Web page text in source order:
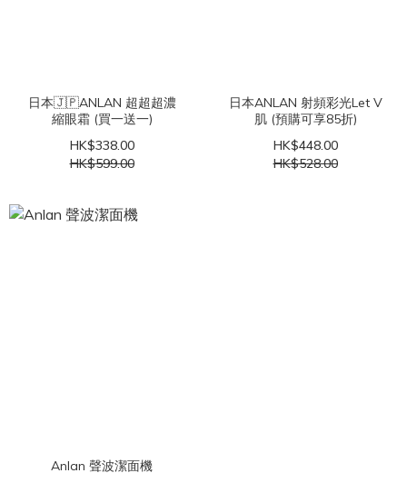
日本🇯🇵ANLAN 超超超濃
縮眼霜 (買一送一)
HK$338.00
HK$599.00
日本ANLAN 射頻彩光Let V
肌 (預購可享85折)
HK$448.00
HK$528.00
Anlan 聲波潔面機